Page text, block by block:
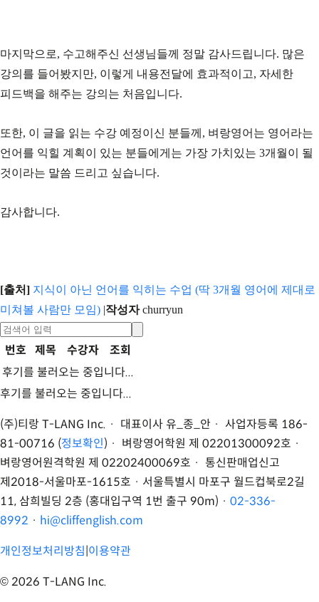
마지막으로, 수고해주신 선생님들께 정말 감사드립니다. 많은
강의를 들어봤지만, 이렇게 내용전달에 효과적이고, 자세한
피드백을 해주는 강의는 처음입니다.
또한, 이 글을 읽는 수강 예정이신 분들께, 벼랑영어는 영어라는
언어를 익힐 계획이 있는 분들에게는 가장 가치있는 3개월이 될
것이라는 말씀 드리고 싶습니다.
감사합니다.
[출처] 지식이 아닌 언어를 익히는 수업 (딱 3개월 영어에 제대로
미쳐볼 사람만 모임) |작성자churryun
번호 제목 수강자
조회
후기를 불러오는 중입니다...
후기를 불러오는 중입니다...
(주)티랑 T-LANG Inc. · 대표이사 유_종_안 · 사업자등록 186-
81-00716 (정보확인) · 벼랑영어학원 제 02201300092호 ·
벼랑영어원격학원 제 02202400069호 · 통신판매업신고
제2018-서울마포-1615호 · 서울특별시 마포구 월드컵북로2길
11, 삼희빌딩 2층 (홍대입구역 1번 출구 90m) · 02-336-
8992 · hi@cliffenglish.com
개인정보처리방침 이용약관
© 2026 T-LANG Inc.